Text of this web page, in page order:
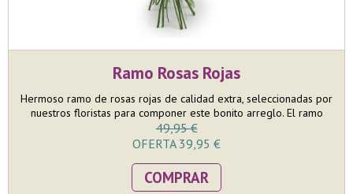
Ramo Rosas Rojas
Hermoso ramo de rosas rojas de calidad extra, seleccionadas por
nuestros floristas para componer este bonito arreglo. El ramo
está compuesto por 9 rosas rojas y terminado con su paniculata y
verdes decoratiovos, entre los que destaca el eucalipto.
49,95 €
OFERTA 39,95 €
COMPRAR